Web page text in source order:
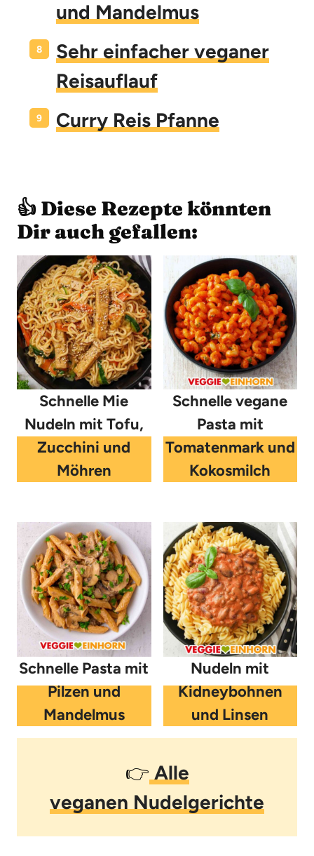
und Mandelmus
Sehr einfacher veganer
Reisauflauf
Curry Reis Pfanne
👍 Diese Rezepte könnten
Dir auch gefallen:
Schnelle Mie
Nudeln mit Tofu,
Zucchini und
Möhren
Schnelle vegane
Pasta mit
Tomatenmark und
Kokosmilch
Schnelle Pasta mit
Pilzen und
Mandelmus
Nudeln mit
Kidneybohnen
und Linsen
👉 Alle
veganen Nudelgerichte